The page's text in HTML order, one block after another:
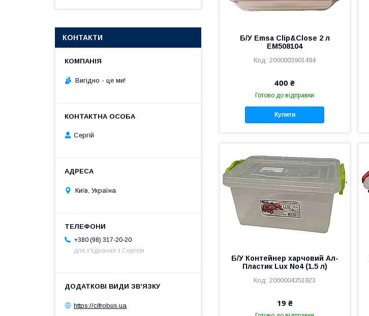
Б/У Emsa Clip&Close 2 л
EM508104
2000003901494
400 ₴
Готово до відправки
Купити
Б/У Контейнер харчовий Ал-
Пластик Lux No4 (1.5 л)
2000004351823
19 ₴
КОНТАКТИ
Вигiдно - це ми!
Сергій
Київ, Україна
+380 (98) 317-20-20
для з'єднання з Сергієм
https://cifrobus.ua